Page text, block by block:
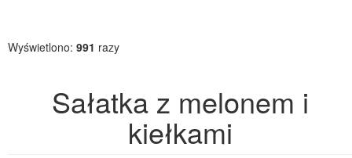
Wyświetlono: 991 razy
Sałatka z melonem i
kiełkami